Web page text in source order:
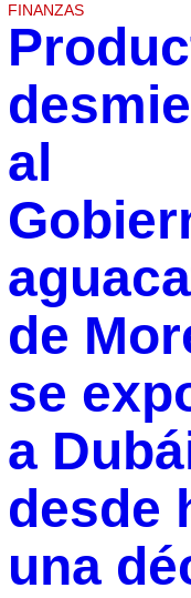
FINANZAS
al
de
se
a
desde
una